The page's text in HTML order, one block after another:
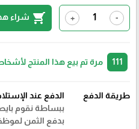
-
+
shopping_cart شراء
مرة تم بيع هذا المنتج
طريقة الدفع
الدفع عند
ببساطة نقوم
بدفع الثمن